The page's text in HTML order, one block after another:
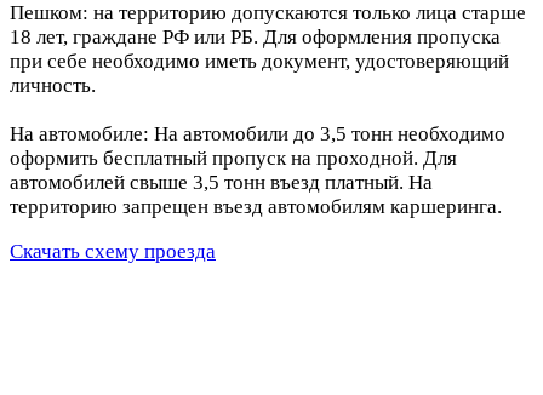
Пешком: на территорию допускаются только лица старше
18 лет, граждане РФ или РБ. Для оформления пропуска
при себе необходимо иметь документ, удостоверяющий
личность.
На автомобиле: На автомобили до 3,5 тонн необходимо
оформить бесплатный пропуск на проходной. Для
автомобилей свыше 3,5 тонн въезд платный. На
территорию запрещен въезд автомобилям каршеринга.
Скачать схему проезда